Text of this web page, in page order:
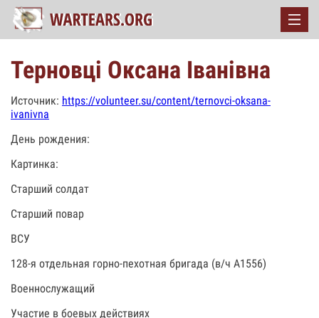
Терновці Оксана Іванівна
Источник: https://volunteer.su/content/ternovci-oksana-
ivanivna
День рождения:
Картинка:
Старший солдат
Старший повар
ВСУ
128-я отдельная горно-пехотная бригада (в/ч А1556)
Военнослужащий
Участие в боевых действиях